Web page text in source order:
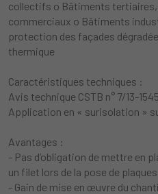
collectifs o Bâtiments
commerciaux o Bâtiments
protection des façades
thermique
Caractéristiques techniques :
Avis technique CSTB n° 7/13-
Application en « surisolation »
Avantages :
- Pas d’obligation de mettre en
un filet lors de la pose de
- Gain de mise en œuvre du